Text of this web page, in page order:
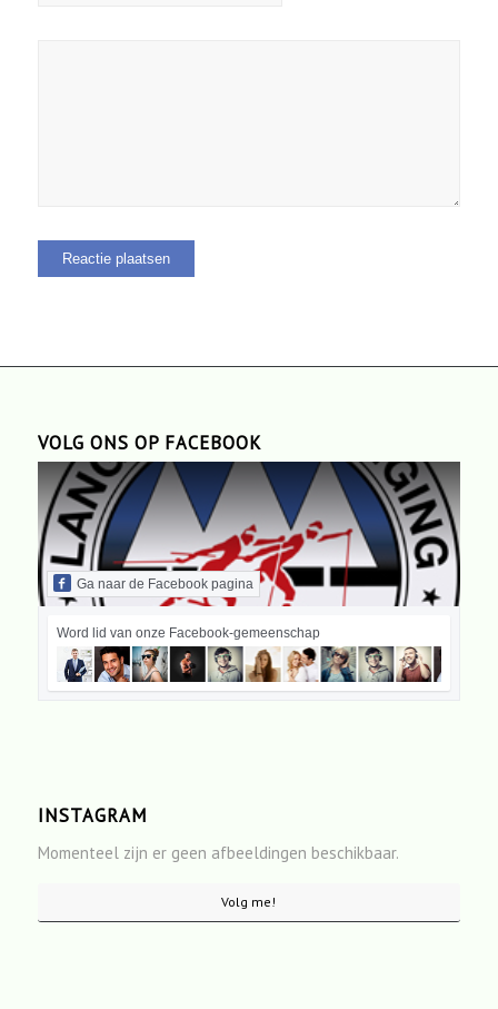
VOLG ONS OP FACEBOOK
Ga naar de Facebook pagina
Word lid van onze Facebook-gemeenschap
INSTAGRAM
Momenteel zijn er geen afbeeldingen beschikbaar.
Volg me!